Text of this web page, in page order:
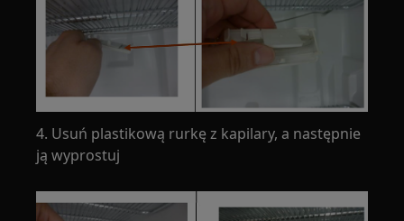
4. Usuń plastikową rurkę z kapilary, a następnie
ją wyprostuj